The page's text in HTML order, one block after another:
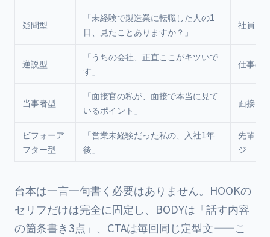
疑問型
「未経験で製造業に転職した人の1
日、見たことありますか？」
社員1
逆説型
「うちの会社、正直ここがキツいで
す」
仕事の
当事者型
「面接官の私が、面接で本当に見て
いるポイント」
面接FAQ
ビフォーア
フター型
「営業未経験だった私の、入社1年
後」
先輩メ
ジ
台本は一言一句書く必要はありません。HOOKの
セリフだけは完全に固定し、BODYは「話す内容
の箇条書き3点」、CTAは毎回同じ定型文——こ